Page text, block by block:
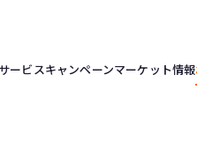
ービスキャンペーンマーケット情報